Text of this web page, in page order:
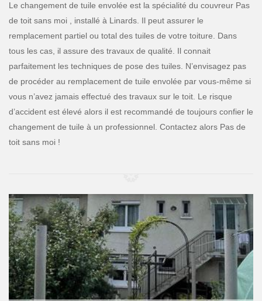
Le changement de tuile envolée est la spécialité du couvreur Pas
de toit sans moi , installé à Linards. Il peut assurer le
remplacement partiel ou total des tuiles de votre toiture. Dans
tous les cas, il assure des travaux de qualité. Il connait
parfaitement les techniques de pose des tuiles. N’envisagez pas
de procéder au remplacement de tuile envolée par vous-même si
vous n’avez jamais effectué des travaux sur le toit. Le risque
d’accident est élevé alors il est recommandé de toujours confier le
changement de tuile à un professionnel. Contactez alors Pas de
toit sans moi !